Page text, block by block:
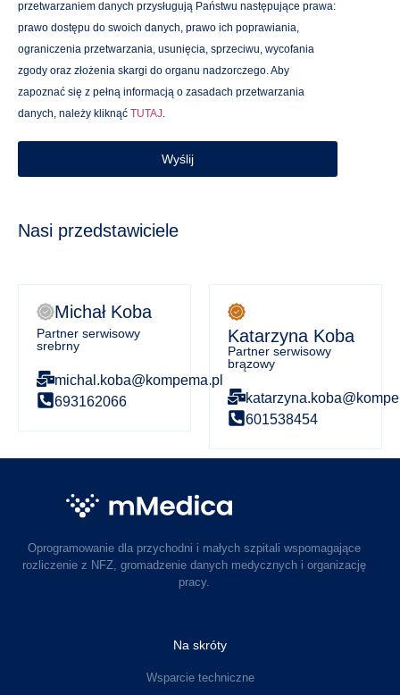
przetwarzaniem danych przysługują Państwu następujące prawa:
prawo dostępu do swoich danych, prawo ich poprawiania,
ograniczenia przetwarzania, usunięcia, sprzeciwu, wycofania
zgody oraz złożenia skargi do organu nadzorczego. Aby
zapoznać się z pełną informacją o zasadach przetwarzania
danych, należy kliknąć TUTAJ.
Wyślij
Nasi przedstawiciele
Michał Koba
Partner serwisowy
srebrny
michal.koba@kompema.pl
693162066
Katarzyna Koba
Partner serwisowy
brązowy
601538454
Oprogramowanie dla przychodni i małych szpitali wspomagające
rozliczenie z NFZ, gromadzenie danych medycznych i organizację
pracy.
Na skróty
Wsparcie techniczne